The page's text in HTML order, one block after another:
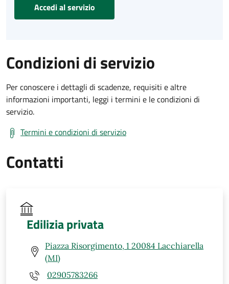
Accedi al servizio
Condizioni di servizio
Per conoscere i dettagli di scadenze, requisiti e altre
informazioni importanti, leggi i termini e le condizioni di
servizio.
Termini e condizioni di servizio
Contatti
Edilizia privata
Piazza Risorgimento, 1 20084 Lacchiarella
(MI)
02905783266